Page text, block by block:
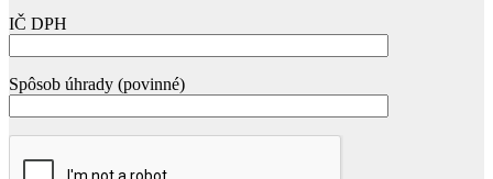
IČ DPH
Spôsob úhrady (povinné)